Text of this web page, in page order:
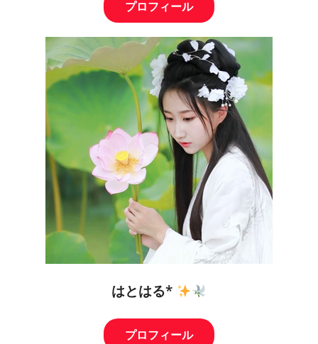
プロフィール
はとはる*
プロフィール